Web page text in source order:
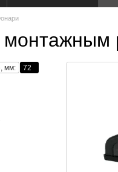
мм:
72